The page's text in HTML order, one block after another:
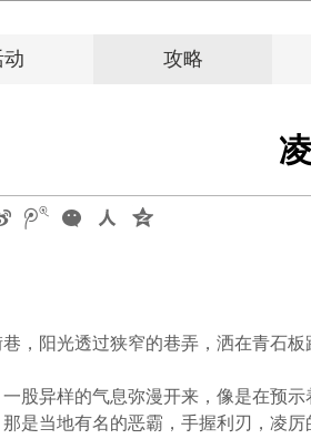
动 攻略
，阳光透过狭窄的巷弄，洒在青石
股异样的气息弥漫开来，像是在预
是当地有名的恶霸，手握利刃，凌